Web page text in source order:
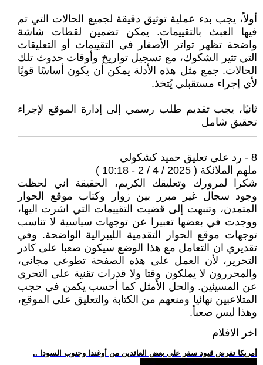
أولاً، يجب بدء عملية توثيق دقيقة لجميع الحالات التي تم
فيها العبث بالتقييمات. يمكن تضمين لقطات شاشة
واضحة تظهر تواتر الأصفار في التقييمات أو التعليقات
التي تثير الشكوك، مع تسجيل تواريخ وأوقات حدوث تلك
الحالات. جمع مثل هذه الأدلة يمكن أن يكون أساسًا قويًا
لأي إجراء مستقبلي يُتخذ.
ثانيًا، يجب تقديم طلب رسمي إلى إدارة الموقع لإجراء
تحقيق شامل
8 - رد على تعليق حميد كشكولي
ملهم الملائكة ( 2025 / 4 / 2 - 10:18 )
شكرا لمرورك وتعليقك الكريم، الحقيقة اني لحظت
وجود سجال غير مبرر بين زوار وكتاب موقع الحوار
المتمدن، وتنبهت إلى قضيت التقييمات التي اشرت اليها،
ووجدت في بعضها تعبيرا عن توجهات سياسية لا تناسب
توجهات موقع الحوار التقدمية الليبرالية الواضحة. وفي
تقديري ان التعامل مع هذا الوضع سيكون صعبا على كادر
التحرير، لأن العمل على هذه الصفحة تطوعي مجاني،
والمحررون لا يملكون وقتا ولا قدرات تقنية على التحري
عن المسيئين. والحل الأمثل كما أحسب يكمن في حجب
المتلاعبين نهائيا ومنعهم من الكتابة والتعليق على الموقع،
وهذا ليس صعباً.
اخر الافلام
.. أمريكا تفرض قيود سفر على بعض العائدين من أوغندا وجنوب السودا